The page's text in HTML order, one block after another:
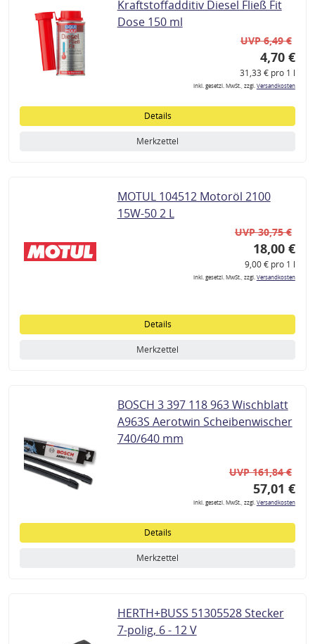
Kraftstoffadditiv Diesel Fließ Fit
Dose 150 ml
UVP 6,49 €
4,70 €
31,33 € pro 1 l
inkl. gesetzl. MwSt., zzgl.Versandkosten
Details
Merkzettel
MOTUL 104512 Motoröl 2100
15W-50 2 L
UVP 30,75 €
18,00 €
9,00 € pro 1 l
inkl. gesetzl. MwSt., zzgl.Versandkosten
Details
Merkzettel
BOSCH 3 397 118 963 Wischblatt
A963S Aerotwin Scheibenwischer
740/640 mm
UVP 161,84 €
57,01 €
inkl. gesetzl. MwSt., zzgl.Versandkosten
Details
Merkzettel
HERTH+BUSS 51305528 Stecker
7-polig, 6 - 12 V